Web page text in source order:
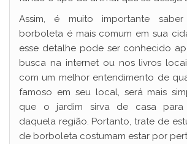
Assim, é muito importante
borboleta é mais comum em sua
esse detalhe pode ser conhecido
busca na internet ou nos livros
com um melhor entendimento de
famoso em seu local, será mais
que o jardim sirva de casa para
daquela região. Portanto, trate de
de borboleta costumam estar por